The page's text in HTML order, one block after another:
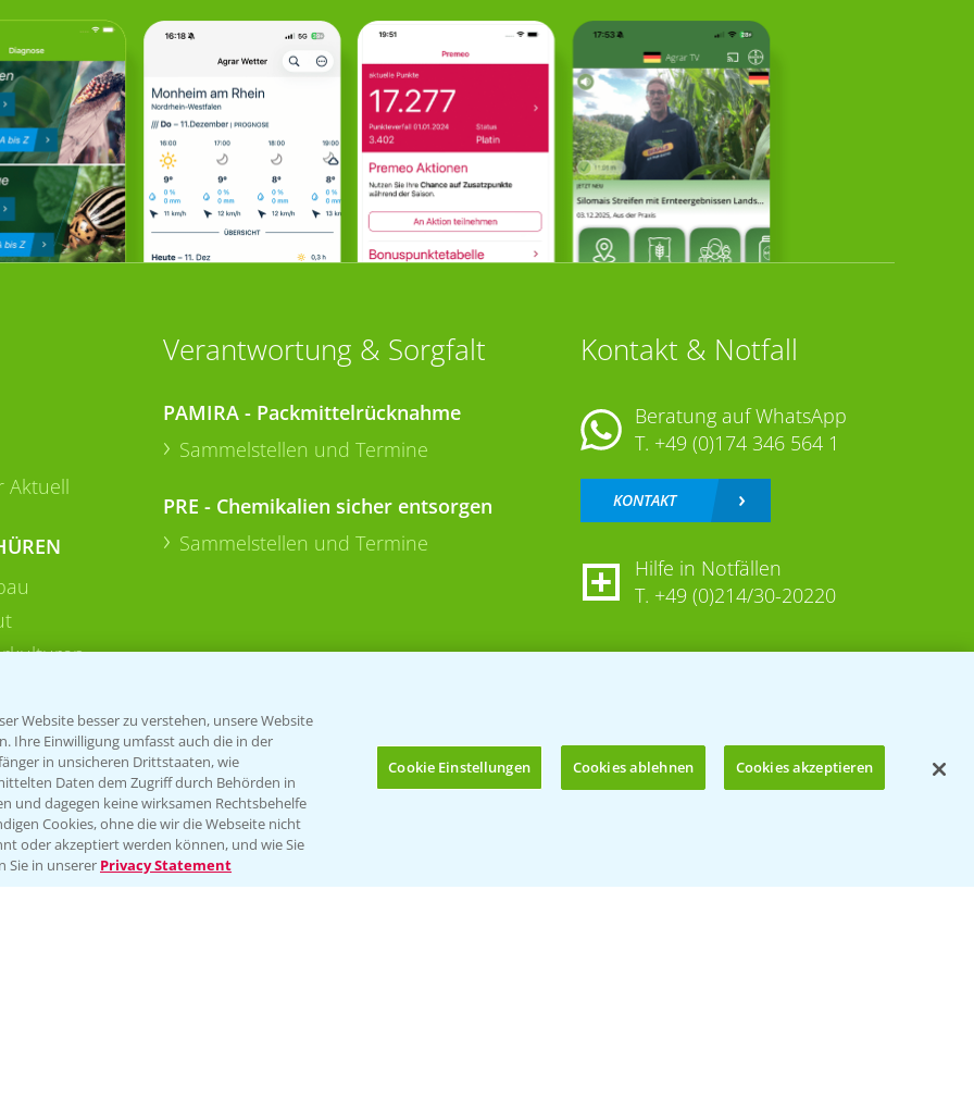
Bis zu 4 Produkte vergleichen:
Aktuell
Verantwortung & Sorgfalt
PAMIRA - Packmittelrücknahme
Sammelstellen und Termine
PRE - Chemikalien sicher entsorgen
Sammelstellen und Termine
Kontakt & Notfall
Beratung auf WhatsApp
T. +49 (0)174 346 564 1
KONTAKT
Hilfe in Notfällen
T. +49 (0)214/30-20220
Folgen Sie uns
Website besser zu verstehen, unsere Website
Ihre Einwilligung umfasst auch die in der
in unsicheren Drittstaaten, wie
Daten dem Zugriff durch Behörden in
und dagegen keine wirksamen Rechtsbehelfe
Cookies, ohne die wir die Webseite nicht
oder akzeptiert werden können, und wie Sie
Sie in unserer Privacy Statement
Cookie Einstellungen Cookies ablehnen Cookies akzeptieren